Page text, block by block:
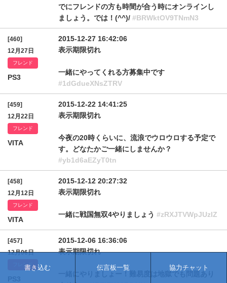
でにフレンドの方も時間が合う時にオンラインし
ましょう。では！(^^)/ #BRWktOV9TNmN3
[460]
12月27日
フレンド
PS3
2015-12-27 16:42:06
表示期限切れ
一緒にやってくれる方募集中です
#1dGdueXNsZTRV
[459]
12月22日
フレンド
VITA
2015-12-22 14:41:25
表示期限切れ
今夜の20時くらいに、流浪でウロウロする予定で
す。どなたかご一緒にしませんか？
#yb1d6aEZyT0tn
[458]
12月12日
フレンド
VITA
2015-12-12 20:27:32
表示期限切れ
一緒に戦国無双4やりましょう #zRXJTVWpJUzlZ
[457]
12月06日
フレンド
2015-12-06 16:36:06
表示期限切れ
書き込む 伝言板一覧 協力チャット